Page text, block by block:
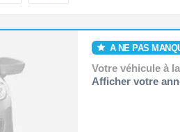
A NE PAS
Votre véhicule à
Afficher votre